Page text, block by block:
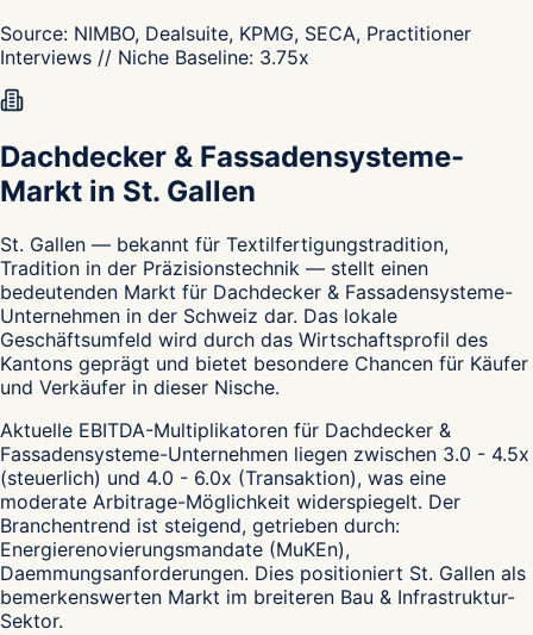
Source: NIMBO, Dealsuite, KPMG, SECA, Practitioner
Interviews // Niche Baseline: 3.75x
Dachdecker & Fassadensysteme-
Markt in St. Gallen
St. Gallen — bekannt für Textilfertigungstradition,
Tradition in der Präzisionstechnik — stellt einen
bedeutenden Markt für Dachdecker & Fassadensysteme-
Unternehmen in der Schweiz dar. Das lokale
Geschäftsumfeld wird durch das Wirtschaftsprofil des
Kantons geprägt und bietet besondere Chancen für Käufer
und Verkäufer in dieser Nische.
Aktuelle EBITDA-Multiplikatoren für Dachdecker &
Fassadensysteme-Unternehmen liegen zwischen 3.0 - 4.5x
(steuerlich) und 4.0 - 6.0x (Transaktion), was eine
moderate Arbitrage-Möglichkeit widerspiegelt. Der
Branchentrend ist steigend, getrieben durch:
Energierenovierungsmandate (MuKEn),
Daemmungsanforderungen. Dies positioniert St. Gallen als
bemerkenswerten Markt im breiteren Bau & Infrastruktur-
Sektor.